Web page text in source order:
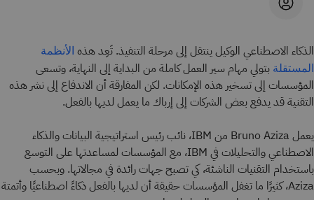
الذكاء الاصطناعي الوكيل ينتقل إلى مرحلة التنفيذ. تَعِد هذه الأنظمة
المستقلة بتولي مهام سير العمل كاملة من البداية إلى النهاية، وتسعى
المؤسسات إلى تسخير هذه الإمكانات. لكن المفارقة أن الاندفاع إلى نشر هذه
التقنية قد يدفع بعض الشركات إلى إرباك ما يعمل لديها بالفعل.
يعمل Bruno Aziza من IBM، نائب رئيس استراتيجية البيانات والذكاء
الاصطناعي والتحليلات في IBM، مع المؤسسات لمساعدتها على التوسع
باستخدام التقنيات الناشئة، كي تصبح جهات رائدة في مجالاتها. وبحسب
Aziza، كثيرًا ما تغفل المؤسسات حقيقة أن لديها بالفعل ذكاءً اصطناعيًا وأتمتة